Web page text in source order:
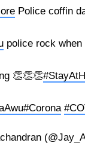
Police coffin
police rock when
👏👏👏
#Corona